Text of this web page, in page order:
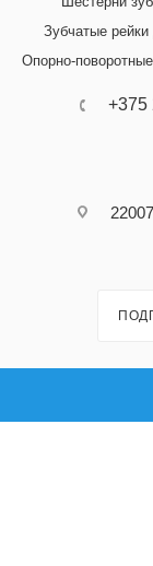
Зубчатые
Опорно-
+375